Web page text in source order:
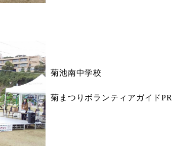
菊池南中学校
菊まつりボランティアガイドPR